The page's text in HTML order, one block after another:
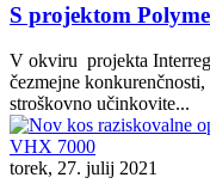
S projektom
V okviru projekta
čezmejne
stroškovno učinkovite...
torek, 27. julij 2021